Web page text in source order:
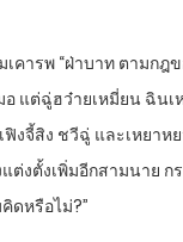
คารพ​ “ฝ่าบาท​ ตาม​กฎ​
อ​ แต่​ฉู่ฮว๋ายเหมี่ยน​ ฉิน​
งจี้สิง ชวี​ฉู่ และ​เหยา​ห
ต่งตั้ง​เพิ่ม​อีก​สามนาย​ ก
ด​หรือไม่​?”